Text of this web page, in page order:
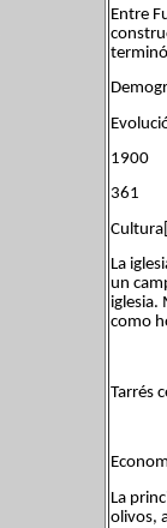
Entre
1900
361
La
un
iglesia.
como
Tarrés
La
olivos,